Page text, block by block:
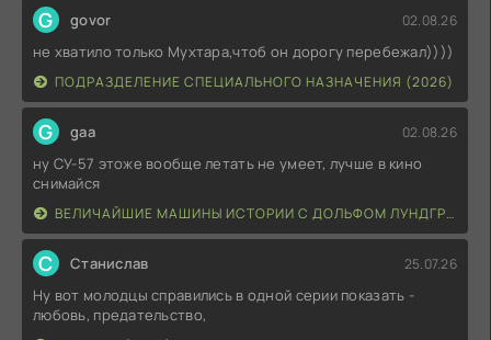
G govor 02.08.26
не хватило только Мухтара,чтоб он дорогу перебежал))))
ПОДРАЗДЕЛЕНИЕ СПЕЦИАЛЬНОГО НАЗНАЧЕНИЯ (2026)
G gaa 02.08.26
ну СУ-57 этоже вообще летать не умеет, лучше в кино
снимайся
ВЕЛИЧАЙШИЕ МАШИНЫ ИСТОРИИ С ДОЛЬФОМ ЛУНДГРЕНОМ (2026)
С Станислав 25.07.26
Ну вот молодцы справились в одной серии показать -
любовь, предательство,